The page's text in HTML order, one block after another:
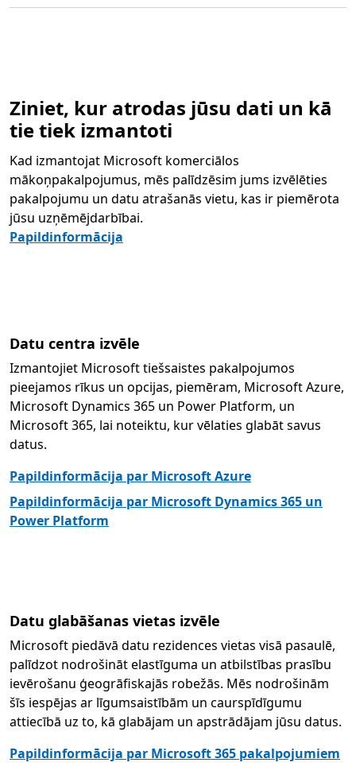
Ziniet, kur atrodas jūsu dati un kā
tie tiek izmantoti
Kad izmantojat Microsoft komerciālos
mākoņpakalpojumus, mēs palīdzēsim jums izvēlēties
pakalpojumu un datu atrašanās vietu, kas ir piemērota
jūsu uzņēmējdarbībai.
Papildinformācija
Datu centra izvēle
Izmantojiet Microsoft tiešsaistes pakalpojumos
pieejamos rīkus un opcijas, piemēram, Microsoft Azure,
Microsoft Dynamics 365 un Power Platform, un
Microsoft 365, lai noteiktu, kur vēlaties glabāt savus
datus.
Papildinformācija par Microsoft Azure
Papildinformācija par Microsoft Dynamics 365 un
Power Platform
Datu glabāšanas vietas izvēle
Microsoft piedāvā datu rezidences vietas visā pasaulē,
palīdzot nodrošināt elastīguma un atbilstības prasību
ievērošanu ģeogrāfiskajās robežās. Mēs nodrošinām
šīs iespējas ar līgumsaistībām un caurspīdīgumu
attiecībā uz to, kā glabājam un apstrādājam jūsu datus.
Papildinformācija par Microsoft 365 pakalpojumiem